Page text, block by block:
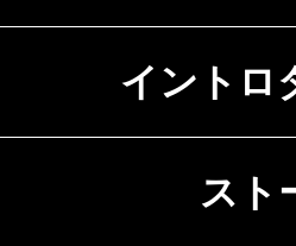
イントロ
スト